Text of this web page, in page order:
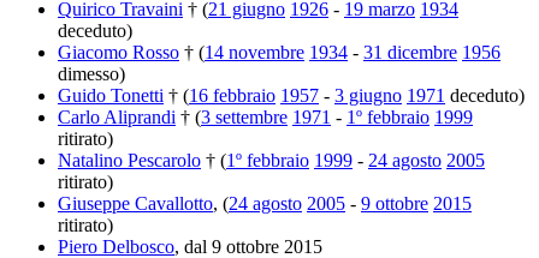
Quirico Travaini † (21 giugno 1926 - 19 marzo 1934
deceduto)
Giacomo Rosso † (14 novembre 1934 - 31 dicembre 1956
dimesso)
Guido Tonetti † (16 febbraio 1957 - 3 giugno 1971 deceduto)
Carlo Aliprandi † (3 settembre 1971 - 1º febbraio 1999
ritirato)
Natalino Pescarolo † (1º febbraio 1999 - 24 agosto 2005
ritirato)
Giuseppe Cavallotto, (24 agosto 2005 - 9 ottobre 2015
ritirato)
Piero Delbosco, dal 9 ottobre 2015